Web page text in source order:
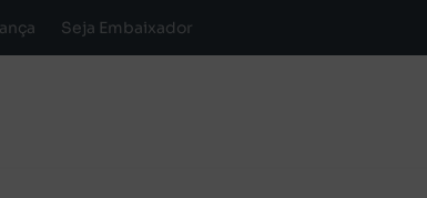
Seja Embaixador